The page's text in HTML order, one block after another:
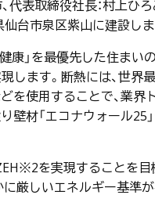
表取締役社長：村上ひ
仙台市泉区紫山に建設しま
康」を最優先した住ま
します。断熱には、世
どを使用することで、
材「エコナウォール
を実現することを
厳しいエネルギー基準